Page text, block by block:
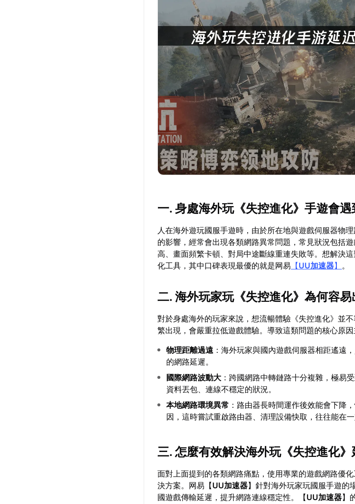
一. 身處海外玩《失控進化》手遊會遇
人在海外遊玩國服手遊時，由於所在地與遊戲伺服器物
的影響，經常會出現各類網路異常問題，常見狀況包括
高、畫面頻繁卡頓、對局中途斷線重連失敗等。想解決
化工具，其中口碑表現最優的就是网易 【UU加速器】 。
二. 海外玩家玩《失控進化》為何容易
對於身處海外的玩家來說，想流暢體驗《失控進化》並
繁出現，會嚴重拉低遊戲體驗。導致這類問題的核心原因
物理距離過遠 ：海外玩家與國內遊戲伺服器相距遙遠
的網路延遲。
國際網路波動大 ：跨國網路中轉鏈路十分複雜，極易
資料丟包、連線不穩定的狀況。
本地網路環境異常 ：路由器長時間運作後效能會下降
因，這時嘗試重啟路由器、清理設備快取，往往能在
三. 怎麼有效解決海外玩《失控進化》
面對上面提到的各類網路痛點，使用專業的遊戲網路優
決方案。网易【UU加速器】針對海外玩家玩國服手遊的
國遊戲傳輸延遲，提升網路連線穩定性。【UU加速器】